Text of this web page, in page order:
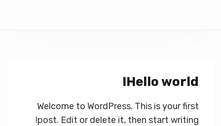
Hello world!
Welcome to WordPress. This is your first
post. Edit or delete it, then start writing!